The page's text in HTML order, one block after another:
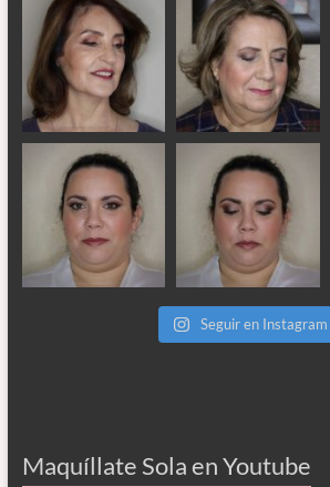
Seguir en Instagram
Maquíllate Sola en Youtube